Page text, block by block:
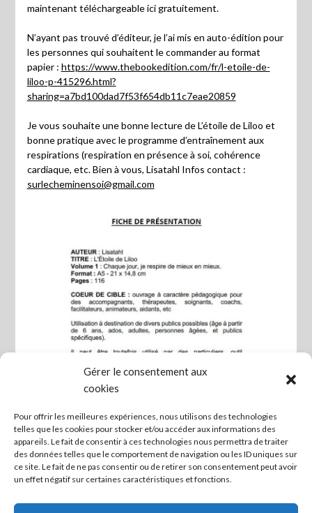
Gérer le consentement aux
cookies
Pour offrir les meilleures expériences, nous utilisons des technologies
telles que les cookies pour stocker et/ou accéder aux informations des
appareils. Le fait de consentir à ces technologies nous permettra de traiter
des données telles que le comportement de navigation ou les ID uniques sur
ce site. Le fait de ne pas consentir ou de retirer son consentement peut avoir
un effet négatif sur certaines caractéristiques et fonctions.
maintenant téléchargeable ici gratuitement.
N’ayant pas trouvé d’éditeur, je l’ai mis en auto-édition pour
les personnes qui souhaitent le commander au format
papier : https://www.thebookedition.com/fr/l-etoile-de-
liloo-p-415296.html?
sharing=a7bd100dad7f53f654db11c7eae20859
Je vous souhaite une bonne lecture de L’étoile de Liloo et
bonne pratique avec le programme d’entraînement aux
respirations (respiration en présence à soi, cohérence
cardiaque, etc. Bien à vous, Lisatahl Infos contact :
surlecheminensoi@gmail.com